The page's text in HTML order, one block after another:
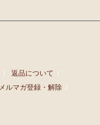
/ 返品について
/
メルマガ登録・解除 /